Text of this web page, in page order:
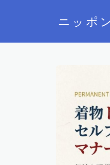
ニッポ